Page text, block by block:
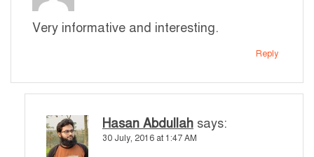
Very informative and interesting.
Reply
Hasan Abdullah says:
30 July, 2016 at 1:47 AM